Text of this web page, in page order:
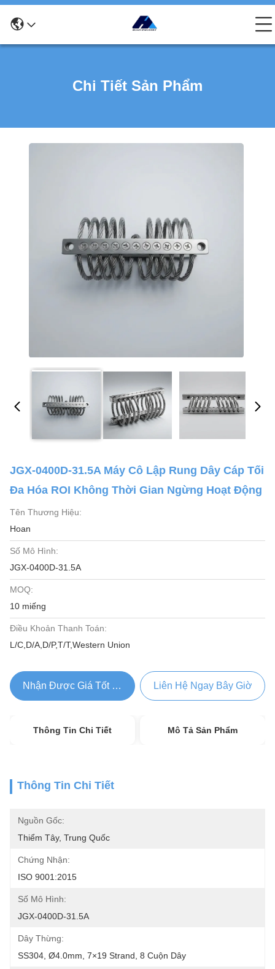
Chi Tiết Sản Phẩm
JGX-0400D-31.5A Máy Cô Lập Rung Dây Cáp Tối
Đa Hóa ROI Không Thời Gian Ngừng Hoạt Động
Tên Thương Hiệu:
Hoan
Số Mô Hình:
JGX-0400D-31.5A
MOQ:
10 miếng
Điều Khoản Thanh Toán:
L/C,D/A,D/P,T/T,Western Union
Nhận Được Giá Tốt Nhất Liên Hệ Ngay Bây Giờ
Thông Tin Chi Tiết Mô Tả Sản Phẩm
Thông Tin Chi Tiết
Nguồn Gốc:
Thiểm Tây, Trung Quốc
Chứng Nhận:
ISO 9001:2015
Số Mô Hình:
JGX-0400D-31.5A
Dây Thừng:
SS304, Ø4.0mm, 7×19 Strand, 8 Cuộn Dây